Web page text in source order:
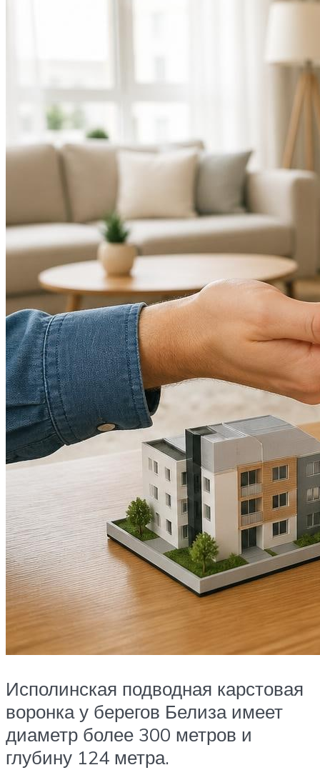
Исполинская подводная карстовая
воронка у берегов Белиза имеет
‎диаметр более 300 метров и
глубину 124 метра.‎